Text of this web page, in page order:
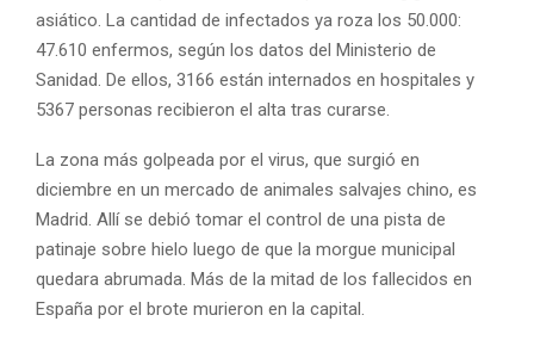
asiático. La cantidad de infectados ya roza los 50.000:
47.610 enfermos, según los datos del Ministerio de
Sanidad. De ellos, 3166 están internados en hospitales y
5367 personas recibieron el alta tras curarse.
La zona más golpeada por el virus, que surgió en
diciembre en un mercado de animales salvajes chino, es
Madrid. Allí se debió tomar el control de una pista de
patinaje sobre hielo luego de que la morgue municipal
quedara abrumada. Más de la mitad de los fallecidos en
España por el brote murieron en la capital.